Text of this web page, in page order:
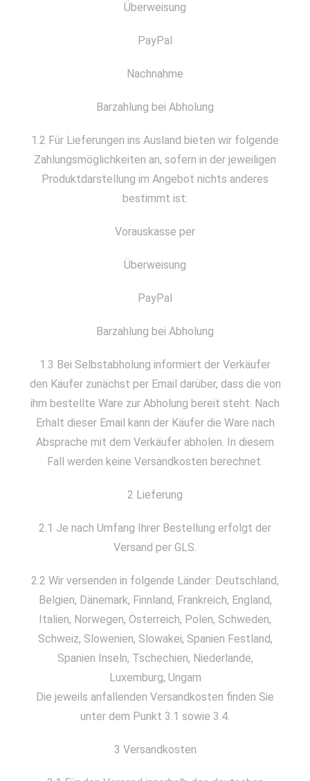
Überweisung
PayPal
Nachnahme
Barzahlung bei Abholung
1.2 Für Lieferungen ins Ausland bieten wir folgende
Zahlungsmöglichkeiten an, sofern in der jeweiligen
Produktdarstellung im Angebot nichts anderes
bestimmt ist:
Vorauskasse per
Überweisung
PayPal
Barzahlung bei Abholung
1.3 Bei Selbstabholung informiert der Verkäufer
den Käufer zunächst per Email darüber, dass die von
ihm bestellte Ware zur Abholung bereit steht. Nach
Erhalt dieser Email kann der Käufer die Ware nach
Absprache mit dem Verkäufer abholen. In diesem
Fall werden keine Versandkosten berechnet.
2 Lieferung
2.1 Je nach Umfang Ihrer Bestellung erfolgt der
Versand per GLS.
2.2 Wir versenden in folgende Länder: Deutschland,
Belgien, Dänemark, Finnland, Frankreich, England,
Italien, Norwegen, Österreich, Polen, Schweden,
Schweiz, Slowenien, Slowakei, Spanien Festland,
Spanien Inseln, Tschechien, Niederlande,
Luxemburg, Ungarn
Die jeweils anfallenden Versandkosten finden Sie
unter dem Punkt 3.1 sowie 3.4.
3 Versandkosten